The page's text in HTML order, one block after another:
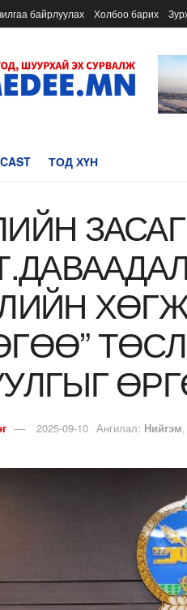
байрлуулах Холбоо барих
ТОД ХҮН
2025-09-10 Ангилал: Нийгэм,